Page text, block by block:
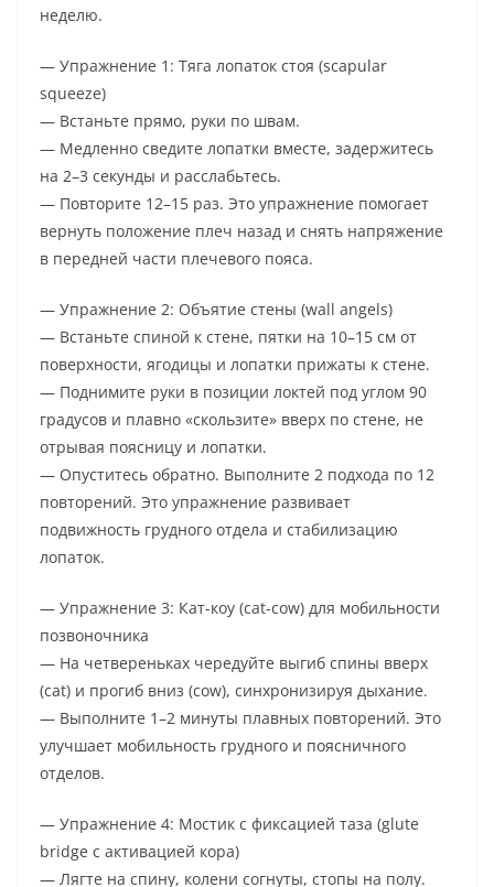
неделю.
— Упражнение 1: Тяга лопаток стоя (scapular
squeeze)
— Встаньте прямо, руки по швам.
— Медленно сведите лопатки вместе, задержитесь
на 2–3 секунды и расслабьтесь.
— Повторите 12–15 раз. Это упражнение помогает
вернуть положение плеч назад и снять напряжение
в передней части плечевого пояса.
— Упражнение 2: Объятие стены (wall angels)
— Встаньте спиной к стене, пятки на 10–15 см от
поверхности, ягодицы и лопатки прижаты к стене.
— Поднимите руки в позиции локтей под углом 90
градусов и плавно «скользите» вверх по стене, не
отрывая поясницу и лопатки.
— Опуститесь обратно. Выполните 2 подхода по 12
повторений. Это упражнение развивает
подвижность грудного отдела и стабилизацию
лопаток.
— Упражнение 3: Кат-коу (cat-cow) для мобильности
позвоночника
— На четвереньках чередуйте выгиб спины вверх
(cat) и прогиб вниз (cow), синхронизируя дыхание.
— Выполните 1–2 минуты плавных повторений. Это
улучшает мобильность грудного и поясничного
отделов.
— Упражнение 4: Мостик с фиксацией таза (glute
bridge с активацией кора)
— Лягте на спину, колени согнуты, стопы на полу.